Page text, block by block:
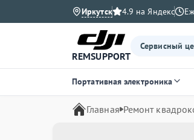
Иркутск 4.9 на Яндекс
REMSUPPORT
Сервисный
Портативная электроника
Главная Ремонт